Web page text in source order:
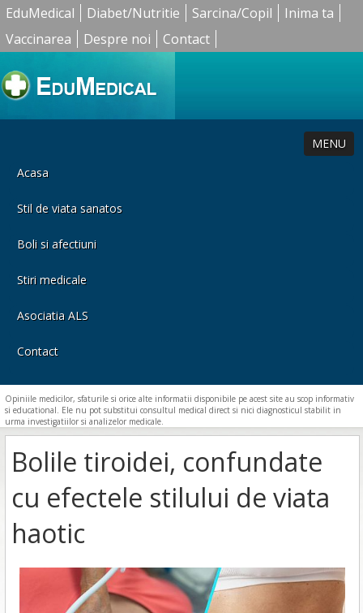
EduMedical Diabet/Nutritie Sarcina/Copil
Inima ta
Vaccinarea
Despre noi Contact
MENU
Acasa
Stil de viata sanatos
Boli si afectiuni
Stiri medicale
Asociatia ALS
Contact
Opiniile medicilor, sfaturile si orice alte informatii disponibile pe acest site au scop informativ
si educational. Ele nu pot substitui consultul medical direct si nici diagnosticul stabilit in
urma investigatiilor si analizelor medicale.
Bolile tiroidei, confundate
cu efectele stilului de viata
haotic